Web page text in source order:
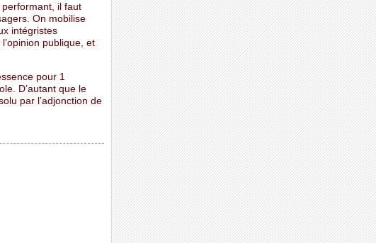
il faut
On mobilise
intégristes
publique, et
pour 1
D’autant que le
par l’adjonction de